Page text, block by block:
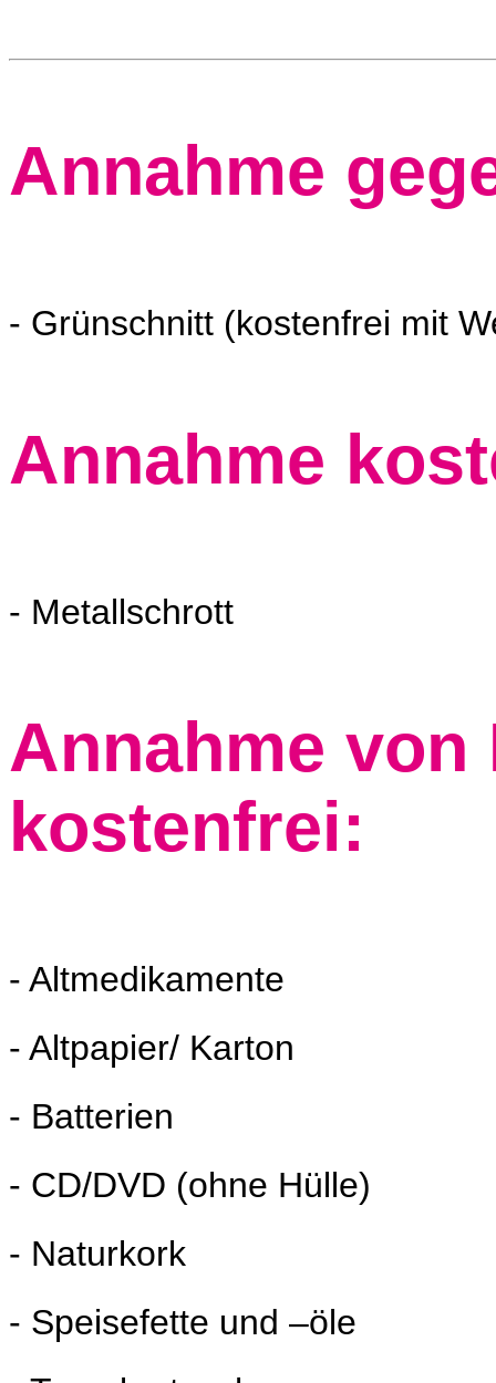
Annahme
- Grünschnitt (kostenfrei mit
Annahme
- Metallschrott
Annahme
kostenfrei:
- Altmedikamente
- Altpapier/ Karton
- Batterien
- CD/DVD (ohne Hülle)
- Naturkork
- Speisefette und –öle